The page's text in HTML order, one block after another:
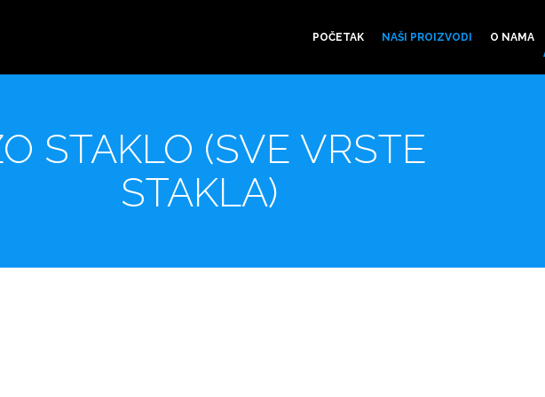
POČETAK NAŠI PROIZVODI O NAMA
STAKLO (SVE VRSTE
STAKLA)